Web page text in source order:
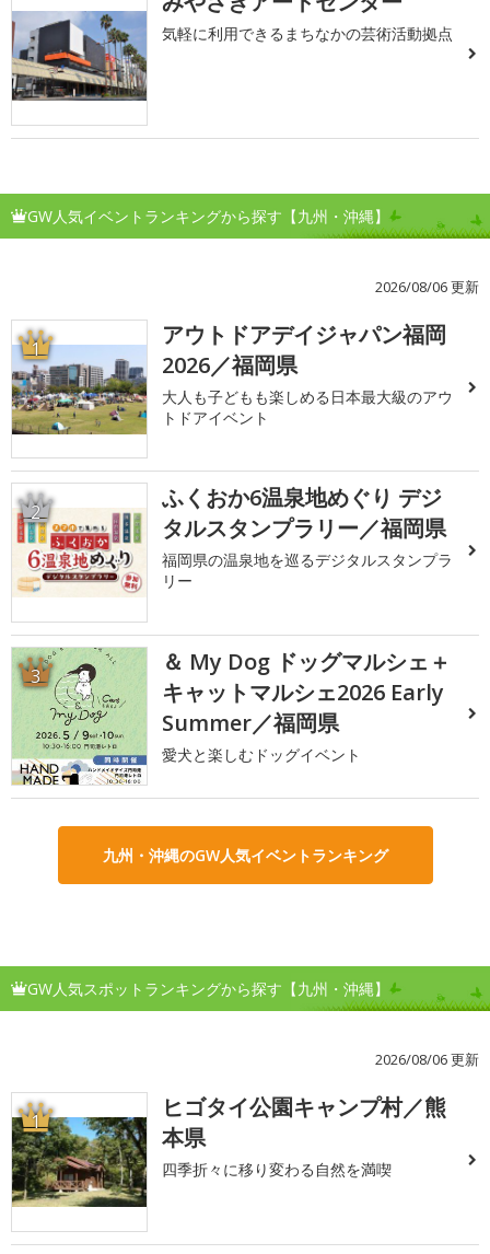
気軽に利用できるまちなかの芸術活動拠点
GW人気イベントランキングから探す【九州・沖縄】
2026/08/06 更新
1
アウトドアデイジャパン福岡
2026／福岡県
大人も子どもも楽しめる日本最大級のアウ
トドアイベント
2
ふくおか6温泉地めぐり デジ
タルスタンプラリー／福岡県
福岡県の温泉地を巡るデジタルスタンプラ
リー
3
＆ My Dog ドッグマルシェ＋
キャットマルシェ2026 Early
Summer／福岡県
愛犬と楽しむドッグイベント
九州・沖縄のGW人気イベントランキング
GW人気スポットランキングから探す【九州・沖縄】
2026/08/06 更新
1
ヒゴタイ公園キャンプ村／熊
本県
四季折々に移り変わる自然を満喫